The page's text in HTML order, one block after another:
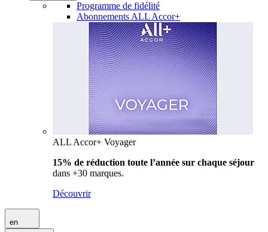
Programme de fidélité
Abonnements ALL Accor+
ALL Accor+ Voyager
15% de réduction toute l’année sur chaque séjour
dans +30 marques.
Découvrir
en